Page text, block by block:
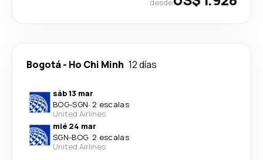
desde
Bogotá- Ho Chi Minh 12 días
sáb 13 mar
BOG-SGN· 2 escalas
United Airlines
mié 24 mar
SGN-BOG· 2 escalas
United Airlines